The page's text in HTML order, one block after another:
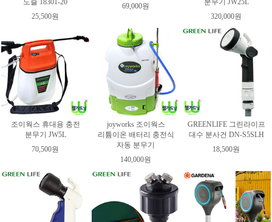
노즐 18301-20
25,500원
69,000원
분무기 JW25L
320,000원
조이웍스 휴대용 충전
분무기 JW5L
70,500원
joyworks 조이웍스
리튬이온 배터리 충전식
자동 분무기
140,000원
GREENLIFE 그린라이프
대수 분사건 DN-S5SLH
18,500원